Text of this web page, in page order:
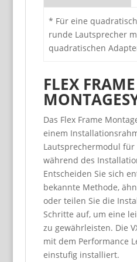
* Für eine
runde Lautsprecher
quadratischen
FLEX FRAME
Das Flex Frame
einem
Lautsprechermodul
während des
Entscheiden Sie sich
bekannte Methode,
oder teilen Sie die
Schritte auf, um eine
zu gewährleisten. Die
mit dem Performance
einstufig installiert.